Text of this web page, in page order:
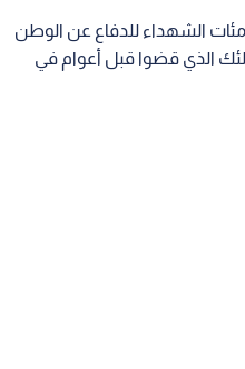
الشهداء للدفاع عن الوطن
الذي قضوا قبل أعوام في